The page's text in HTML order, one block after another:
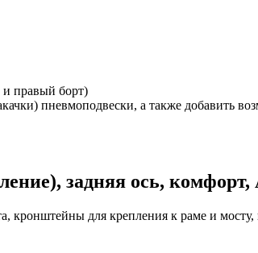
и правый борт)
пневмоподвески, а также добавить
задняя ось, комфорт,
кронштейны для крепления к раме и